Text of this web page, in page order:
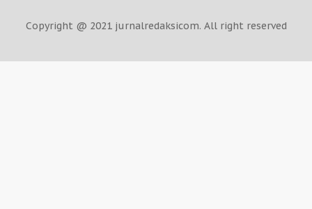
Copyright @ 2021 jurnalredaksicom. All right reserved